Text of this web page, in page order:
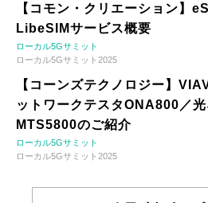
【コモン・クリエーション】
LibeSIMサービス概要
ローカル5Gサミット
ローカル5Gサミット2025
【コーンズテクノロジー】
ットワークテスタONA800／
MTS5800のご紹介
ローカル5Gサミット
ローカル5Gサミット2025